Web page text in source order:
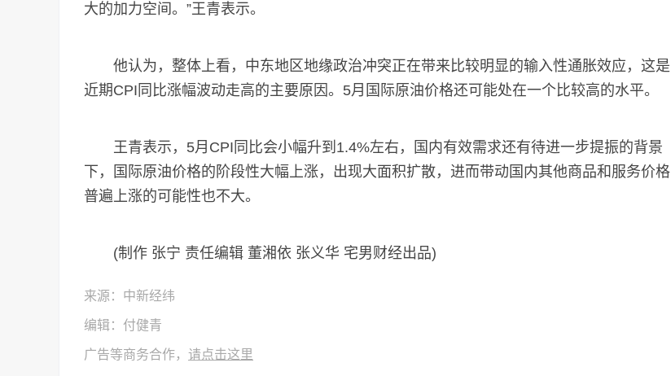
大的加力空间。”王青表示。
他认为，整体上看，中东地区地缘政治冲突正在带来比较明显的输入性通胀效应，这是
近期CPI同比涨幅波动走高的主要原因。5月国际原油价格还可能处在一个比较高的水平。
王青表示，5月CPI同比会小幅升到1.4%左右，国内有效需求还有待进一步提振的背景
下，国际原油价格的阶段性大幅上涨，出现大面积扩散，进而带动国内其他商品和服务价格
普遍上涨的可能性也不大。
(制作 张宁 责任编辑 董湘依 张义华 宅男财经出品)
来源：中新经纬
编辑：付健青
广告等商务合作， 请点击这里